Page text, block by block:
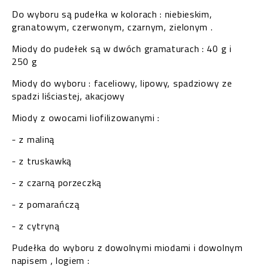
Do wyboru są pudełka w kolorach : niebieskim,
granatowym, czerwonym, czarnym, zielonym .
Miody do pudełek są w dwóch gramaturach : 40 g i
250 g
Miody do wyboru : faceliowy, lipowy, spadziowy ze
spadzi liściastej, akacjowy
Miody z owocami liofilizowanymi :
- z maliną
- z truskawką
- z czarną porzeczką
- z pomarańczą
- z cytryną
Pudełka do wyboru z dowolnymi miodami i dowolnym
napisem , logiem :